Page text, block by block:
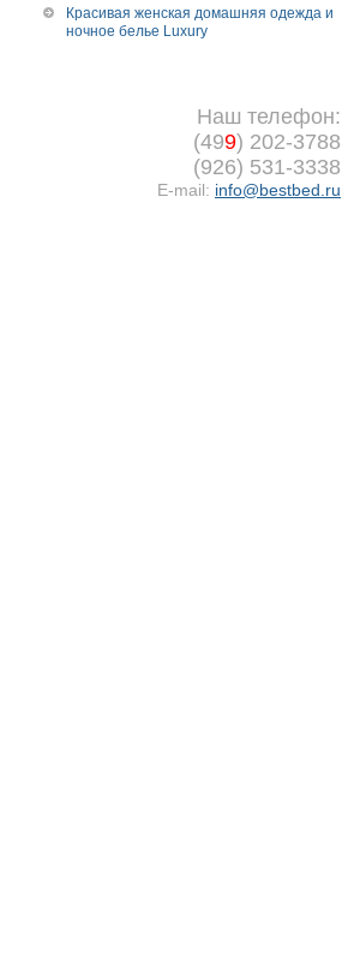
Красивая женская домашняя одежда и
ночное белье Luxury
Наш телефон:
(499) 202-3788
(926) 531-3338
E-mail: info@bestbed.ru